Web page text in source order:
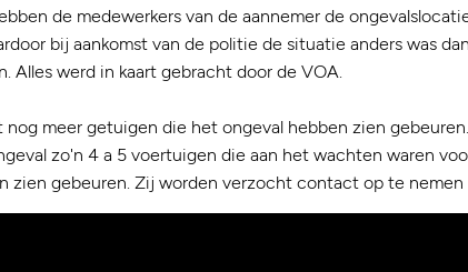
de medewerkers van de aannemer de
bij aankomst van de politie de situatie anders was
Alles werd in kaart gebracht door de VOA.
nog meer getuigen die het ongeval hebben zien
zo'n 4 a 5 voertuigen die aan het wachten waren
zien gebeuren. Zij worden verzocht contact op te